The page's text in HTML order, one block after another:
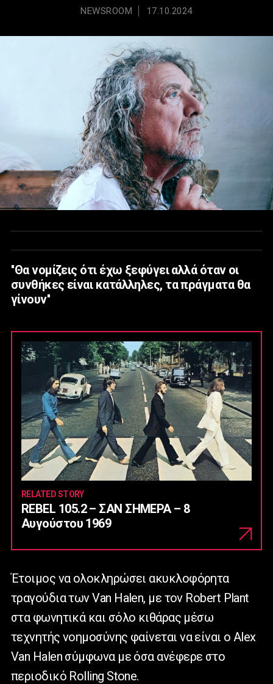
NEWSROOM 17.10.2024
''Θα νομίζεις ότι έχω ξεφύγει αλλά όταν οι
συνθήκες είναι κατάλληλες, τα πράγματα θα
γίνουν''
RELATED STORY
REBEL 105.2 – ΣΑΝ ΣΗΜΕΡΑ – 8
Αυγούστου 1969
Έτοιμος να ολοκληρώσει ακυκλοφόρητα
τραγούδια των Van Halen, με τον Robert Plant
στα φωνητικά και σόλο κιθάρας μέσω
τεχνητής νοημοσύνης φαίνεται να είναι ο Alex
Van Halen σύμφωνα με όσα ανέφερε στο
περιοδικό Rolling Stone.